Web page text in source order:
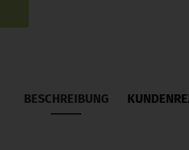
BESCHREIBUNG